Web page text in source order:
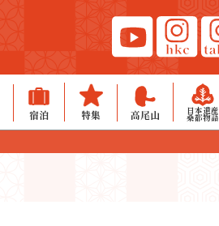
宿泊 特集 高尾山 日本遺産
桑都物語